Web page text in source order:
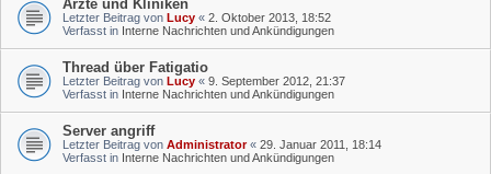
Ärzte und Kliniken
Letzter Beitrag von Lucy « 2. Oktober 2013, 18:52
Verfasst in Interne Nachrichten und Ankündigungen
Thread über Fatigatio
Letzter Beitrag von Lucy « 9. September 2012, 21:37
Verfasst in Interne Nachrichten und Ankündigungen
Server angriff
Letzter Beitrag von Administrator« 29. Januar 2011, 18:14
Verfasst in Interne Nachrichten und Ankündigungen